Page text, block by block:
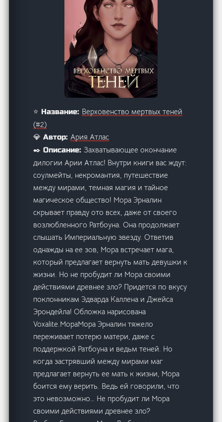
⭐ Название: Верховенство мертвых теней
(#2)
💎 Автор:Ария Атлас
✒️ Описание:Захватывающее окончание
дилогии Арии Атлас! Внутри книги вас ждут:
соулмейты, некромантия, путешествие
между мирами, темная магия и тайное
магическое общество! Мора Эрналин
скрывает правду ото всех, даже от своего
возлюбленного Ратбоуна. Она продолжает
слышать Империальную звезду. Ответив
однажды на ее зов, Мора встречает мага,
который предлагает вернуть мать девушки к
жизни. Но не пробудит ли Мора своими
действиями древнее зло? Придется по вкусу
поклонникам Эдварда Каллена и Джейса
Эрондейла! Обложка нарисована
Voxalite.МораМора Эрналин тяжело
переживает потерю матери, даже с
поддержкой Ратбоуна и ведьм теней. Но
когда застрявший между мирами маг
предлагает вернуть ее мать к жизни, Мора
боится ему верить. Ведь ей говорили, что
это невозможно… Не пробудит ли Мора
своими действиями древнее зло?